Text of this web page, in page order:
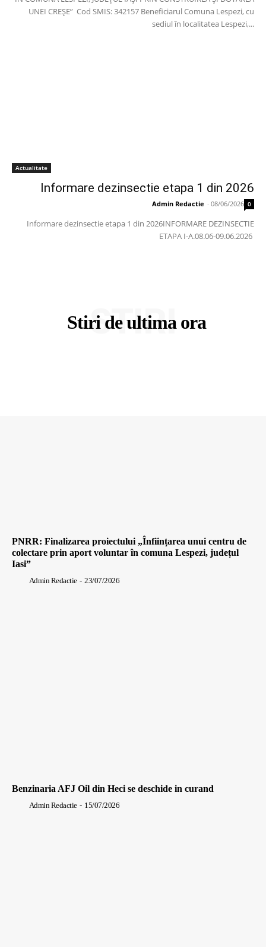
UNEI CREȘE” Cod SMIS: 342157 Beneficiarul Comuna Lespezi, cu
sediul în localitatea Lespezi,...
Actualitate
Informare dezinsectie etapa 1 din 2026
Admin Redactie - 08/06/2026 0
Informare dezinsectie etapa 1 din 2026INFORMARE DEZINSECTIE
ETAPA I-A.08.06-09.06.2026
Stiri de ultima ora
STIRI
PNRR: Finalizarea proiectului „Înființarea unui centru de
colectare prin aport voluntar în comuna Lespezi, județul
Iasi”
Admin Redactie - 23/07/2026
Benzinaria AFJ Oil din Heci se deschide in curand
Admin Redactie - 15/07/2026